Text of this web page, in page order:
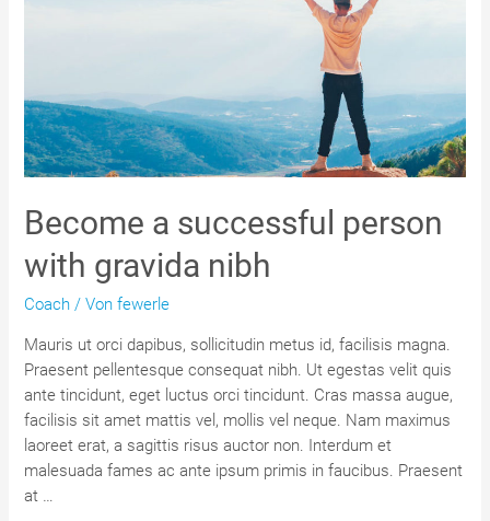
Become a successful person
with gravida nibh
Coach / Vonfewerle
Mauris ut orci dapibus, sollicitudin metus id, facilisis magna.
Praesent pellentesque consequat nibh. Ut egestas velit quis
ante tincidunt, eget luctus orci tincidunt. Cras massa augue,
facilisis sit amet mattis vel, mollis vel neque. Nam maximus
laoreet erat, a sagittis risus auctor non. Interdum et
malesuada fames ac ante ipsum primis in faucibus. Praesent
at …